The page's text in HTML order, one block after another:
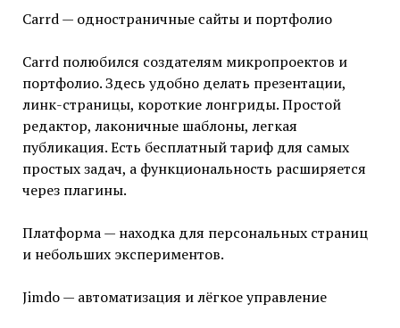
Carrd — одностраничные сайты и портфолио
Carrd полюбился создателям микропроектов и
портфолио. Здесь удобно делать презентации,
линк-страницы, короткие лонгриды. Простой
редактор, лаконичные шаблоны, легкая
публикация. Есть бесплатный тариф для самых
простых задач, а функциональность расширяется
через плагины.
Платформа — находка для персональных страниц
и небольших экспериментов.
Jimdo — автоматизация и лёгкое управление